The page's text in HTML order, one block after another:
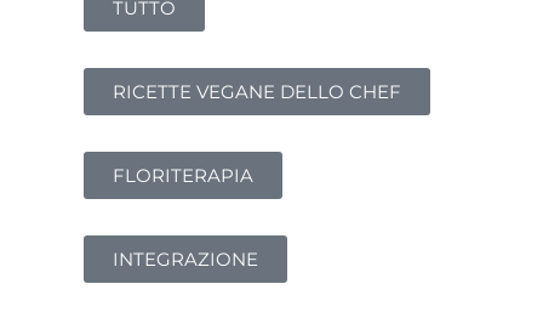
TUTTO
RICETTE VEGANE DELLO CHEF
FLORITERAPIA
INTEGRAZIONE